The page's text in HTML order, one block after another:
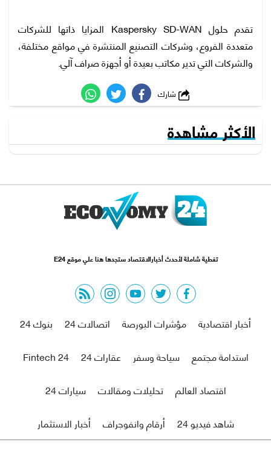
تقدم حلول Kaspersky SD-WAN المزايا ذاتها للشركات
متعددة الفروع، وشركات التصنيع المنتشرة في مواقع مختلفة،
والشركات التي تدير مكاتب بعيدة أو أجهزة صراف آلي.
الأكثر مشاهدة
تغطية شاملة لأحدث أخبارالاقتصاد ستجدها هنا علي موقع E24
facebook
twitter
youtube
instagram
rss feed
أخبار اقتصادية
مؤشرات البورصة اتصالات 24
بنوك 24
استدامة مجتمع
سياحة وسفر عقارات 24
Fintech 24
اقتصاد العالم
تحليلات ومقالات
سيارات 24
شاهد فيديو 24
أرقام وانفوجراف أخبار الاستثمار